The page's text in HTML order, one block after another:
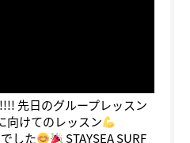
先日のグループレッスン
向けてのレッスン
した
STAYSEA SURF